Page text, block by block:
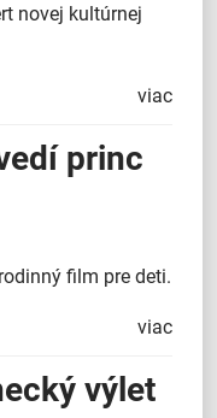
novej kultúrnej
viac
princ
film pre deti.
viac
výlet